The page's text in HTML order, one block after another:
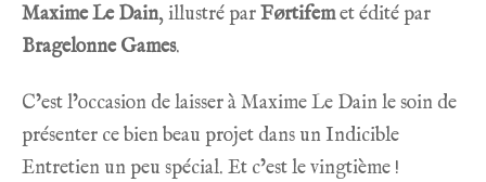
Maxime Le Dain, illustré parFørtifemet édité par
Bragelonne Games.
C’est l’occasion de laisser à Maxime Le Dain le soin de
présenter ce bien beau projet dans un Indicible
Entretien un peu spécial. Et c’est le vingtième !